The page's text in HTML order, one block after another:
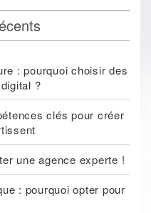
: pourquoi choisir des
?
clés pour créer
une agence experte !
: pourquoi opter pour